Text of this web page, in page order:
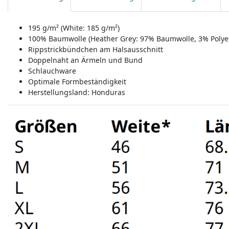
195 g/m² (White: 185 g/m²)
100% Baumwolle (Heather Grey: 97% Baumwolle, 3%
Rippstrickbündchen am Halsausschnitt
Doppelnaht an Ärmeln und Bund
Schlauchware
Optimale Formbeständigkeit
Herstellungsland: Honduras